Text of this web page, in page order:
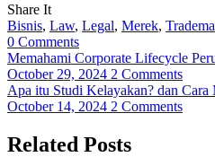
Share It
Bisnis, Law, Legal, Merek,
0 Comments
Memahami Corporate Lifecycle
October 29, 2024 2 Comments
Apa itu Studi Kelayakan? dan
October 14, 2024 2 Comments
Related Posts